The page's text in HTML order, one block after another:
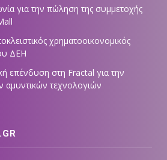
για την πώληση της συμμετοχής
χρηματοοικονομικός
ΔΕΗ
επένδυση στη Fractal για την
τεχνολογιών